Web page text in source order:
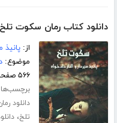
دانلود کتاب رمان سکوت تلخ
از:پانیذ
موضوع:
۵۶۶ صفحه
دانلود
تلخ،